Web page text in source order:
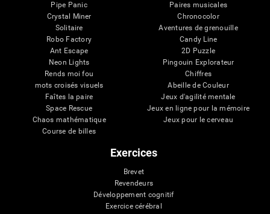
Pipe Panic
Crystal Miner
Solitaire
Robo Factory
Ant Escape
Neon Lights
Rends moi fou
mots croisés visuels
Faîtes la paire
Space Rescue
Chaos mathématique
Course de billes
Paires musicales
Chronocolor
Aventures de grenouille
Candy Line
2D Puzzle
Pingouin Explorateur
Chiffres
Abeille de Couleur
Jeux d'agilité mentale
Jeux en ligne pour la mémoire
Jeux pour le cerveau
Exercices
Brevet
Revendeurs
Développement cognitif
Exercice cérébral